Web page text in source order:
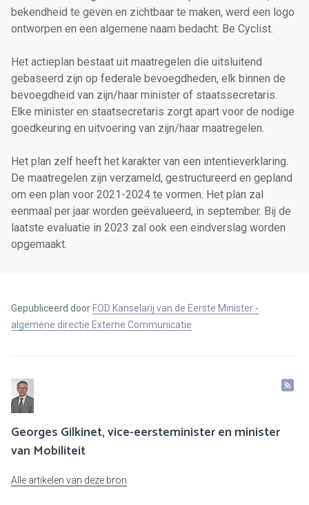
bekendheid te geven en zichtbaar te maken, werd een logo
ontworpen en een algemene naam bedacht: Be Cyclist.
Het actieplan bestaat uit maatregelen die uitsluitend
gebaseerd zijn op federale bevoegdheden, elk binnen de
bevoegdheid van zijn/haar minister of staatssecretaris.
Elke minister en staatsecretaris zorgt apart voor de nodige
goedkeuring en uitvoering van zijn/haar maatregelen.
Het plan zelf heeft het karakter van een intentieverklaring.
De maatregelen zijn verzameld, gestructureerd en gepland
om een plan voor 2021-2024 te vormen. Het plan zal
eenmaal per jaar worden geëvalueerd, in september. Bij de
laatste evaluatie in 2023 zal ook een eindverslag worden
opgemaakt.
Gepubliceerd door FOD Kanselarij van de Eerste Minister -
algemene directie Externe Communicatie
Georges Gilkinet, vice-eersteminister en minister
van Mobiliteit
Alle artikelen van deze bron